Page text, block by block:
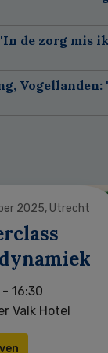
de zorg mis
Vogellanden:
2025, Utrecht
16:30
Valk Hotel